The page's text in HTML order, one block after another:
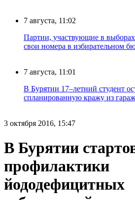
7 августа, 11:02
Партии, участвующие в
свои номера в избирательном
7 августа, 11:01
В Бурятии 17–летний студент
спланированную кражу из
3 октября 2016, 15:47
В Бурятии
профилактики
йододефицитных